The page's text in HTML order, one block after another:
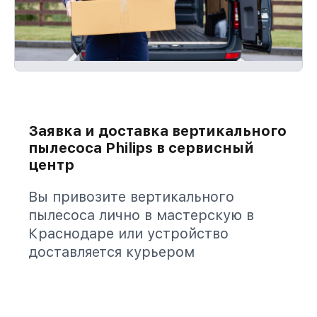
Заявка и доставка вертикального
пылесоса Philips в сервисный
центр
Вы привозите вертикального
пылесоса лично в мастерскую в
Краснодаре или устройство
доставляется курьером